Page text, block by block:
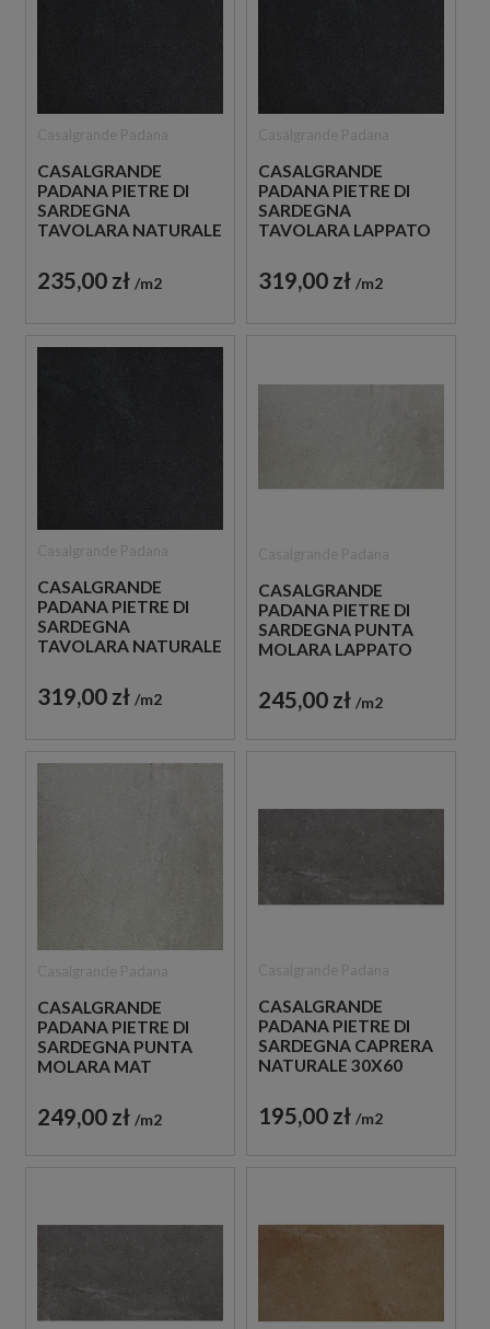
CASALGRANDE
PADANA PIETRE DI
SARDEGNA
TAVOLARA NATURALE
GRESOWE IMITUJĄCE
BETON
235,00 zł m2
CASALGRANDE
PADANA PIETRE DI
SARDEGNA
TAVOLARA LAPPATO
GRESOWE IMITUJĄCE
BETON
319,00 zł m2
CASALGRANDE
PADANA PIETRE DI
SARDEGNA
TAVOLARA NATURALE
GRESOWE IMITUJĄCE
BETON
319,00 zł m2
CASALGRANDE
PADANA PIETRE DI
SARDEGNA PUNTA
MOLARA LAPPATO
IMITUJĄCA BETON
245,00 zł m2
CASALGRANDE
PADANA PIETRE DI
SARDEGNA PUNTA
MOLARA MAT
IMITUJĄCA BETON
249,00 zł m2
CASALGRANDE
PADANA PIETRE DI
SARDEGNA CAPRERA
NATURALE 30X60
IMITUJĄCE BETON
195,00 zł m2